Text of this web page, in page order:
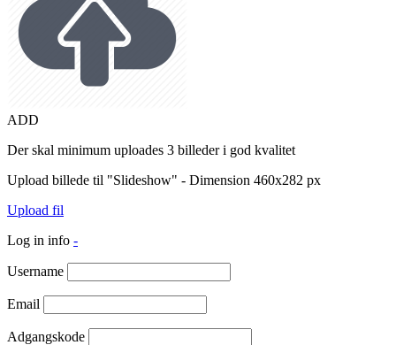
ADD
Der skal minimum uploades 3 billeder i god kvalitet
Upload billede til "Slideshow" - Dimension 460x282 px
Upload fil
Log in info -
Username
Email
Adgangskode